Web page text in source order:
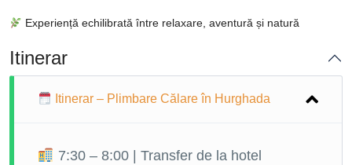
Experiență echilibrată între relaxare, aventură și natură
Itinerar
Itinerar – Plimbare Călare în Hurghada
7:30 – 8:00 | Transfer de la hotel